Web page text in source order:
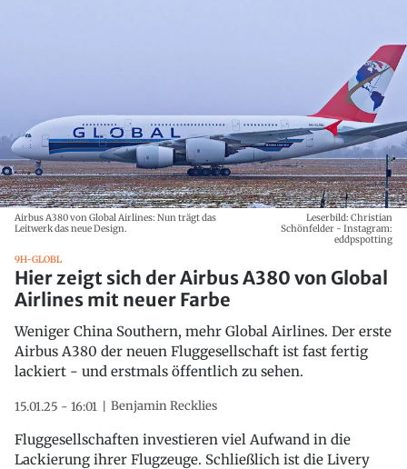
Airbus A380 von Global Airlines: Nun trägt das
Leitwerk das neue Design.
Leserbild: Christian
Schönfelder - Instagram:
eddpspotting
9H-GLOBL
Hier zeigt sich der Airbus A380 von Global
Airlines mit neuer Farbe
Weniger China Southern, mehr Global Airlines. Der erste
Airbus A380 der neuen Fluggesellschaft ist fast fertig
lackiert - und erstmals öffentlich zu sehen.
15.01.25 - 16:01 Benjamin Recklies
Fluggesellschaften investieren viel Aufwand in die
Lackierung ihrer Flugzeuge. Schließlich ist die Livery